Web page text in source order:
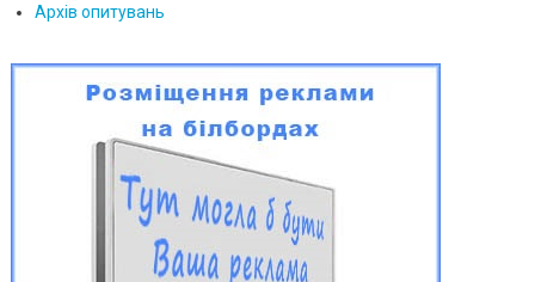
Архів опитувань